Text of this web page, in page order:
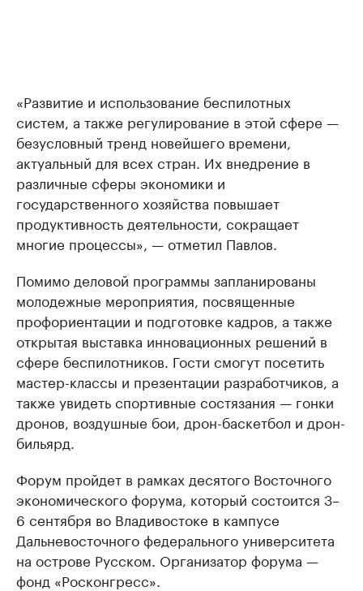
«Развитие и использование беспилотных
систем, а также регулирование в этой сфере —
безусловный тренд новейшего времени,
актуальный для всех стран. Их внедрение в
различные сферы экономики и
государственного хозяйства повышает
продуктивность деятельности, сокращает
многие процессы», — отметил Павлов.
Помимо деловой программы запланированы
молодежные мероприятия, посвященные
профориентации и подготовке кадров, а также
открытая выставка инновационных решений в
сфере беспилотников. Гости смогут посетить
мастер-классы и презентации разработчиков, а
также увидеть спортивные состязания — гонки
дронов, воздушные бои, дрон-баскетбол и дрон-
бильярд.
Форум пройдет в рамках десятого Восточного
экономического форума, который состоится 3–
6 сентября во Владивостоке в кампусе
Дальневосточного федерального университета
на острове Русском. Организатор форума —
фонд «Росконгресс».